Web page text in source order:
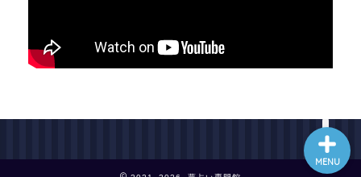
MENU
最新記事動画